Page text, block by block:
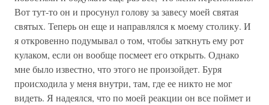
Вот тут-то он и просунул голову за завесу моей святая
святых. Теперь он еще и направлялся к моему столику. И
я откровенно подумывал о том, чтобы заткнуть ему рот
кулаком, если он вообще посмеет его открыть. Однако
мне было известно, что этого не произойдет. Буря
происходила у меня внутри, там, где ее никто не мог
видеть. Я надеялся, что по моей реакции он все поймет и